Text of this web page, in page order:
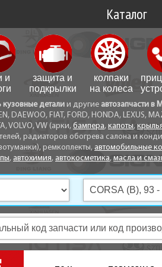
Каталог
и
защита и
подкрылки
колпаки
на колеса
кузовные детали и другие автозапчасти в
DAEWOO, FIAT, FORD, HONDA, LEXUS,
VOLVO, VW (арки, бампера, капоты,
радиаторов обогрева салона и
ремкоплекты, автомобильные
, автохимия, автокосметика, масла и